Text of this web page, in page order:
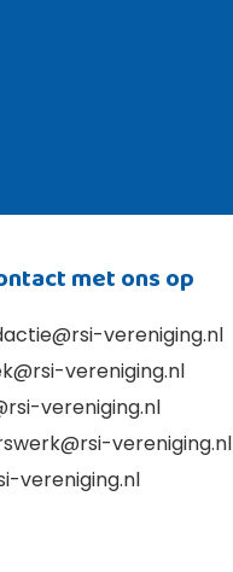
met ons op
vereniging.nl
vereniging.nl
vereniging.nl
vereniging.nl
vereniging.nl